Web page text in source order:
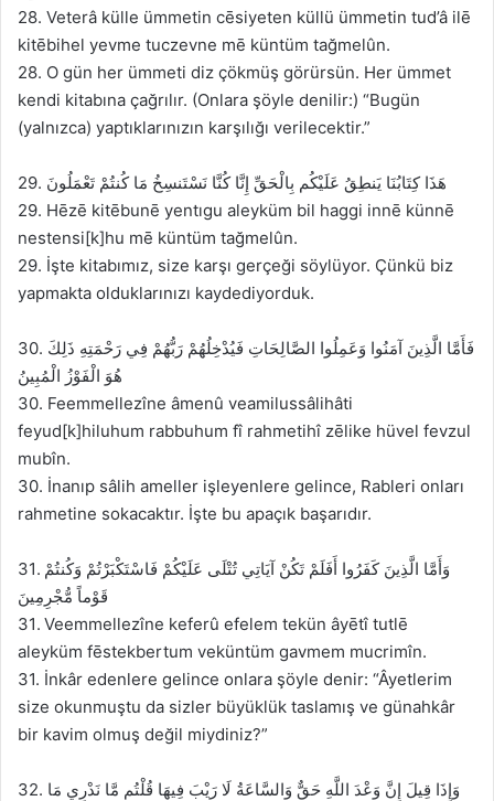
28. Veterâ külle ümmetin cēsiyeten küllü ümmetin tud’â ilē
kitēbihel yevme tuczevne mē küntüm tağmelûn.
28. O gün her ümmeti diz çökmüş görürsün. Her ümmet
kendi kitabına çağrılır. (Onlara şöyle denilir:) “Bugün
(yalnızca) yaptıklarınızın karşılığı verilecektir.”
29. هَذَا كِتَابُنَا يَنطِقُ عَلَيْكُم بِالْحَقِّ إِنَّا كُنَّا نَسْتَنسِخُ مَا كُنتُمْ تَعْمَلُونَ
29. Hēzē kitēbunē yentıgu aleyküm bil haggi innē künnē
nestensi[k]hu mē küntüm tağmelûn.
29. İşte kitabımız, size karşı gerçeği söylüyor. Çünkü biz
yapmakta olduklarınızı kaydediyorduk.
30. فَأَمَّا الَّذِينَ آمَنُوا وَعَمِلُوا الصَّالِحَاتِ فَيُدْخِلُهُمْ رَبُّهُمْ فِي رَحْمَتِهِ ذَلِكَ
هُوَ الْفَوْزُ الْمُبِينُ
30. Feemmellezîne âmenû veamilussâlihâti
feyud[k]hiluhum rabbuhum fî rahmetihî zēlike hüvel fevzul
mubîn.
30. İnanıp sâlih ameller işleyenlere gelince, Rableri onları
rahmetine sokacaktır. İşte bu apaçık başarıdır.
31. وَأَمَّا الَّذِينَ كَفَرُوا أَفَلَمْ تَكُنْ آيَاتِي تُتْلَى عَلَيْكُمْ فَاسْتَكْبَرْتُمْ وَكُنتُمْ
قَوْماً مُّجْرِمِينَ
31. Veemmellezîne keferû efelem tekün âyētî tutlē
aleyküm fēstekbertum veküntüm gavmem mucrimîn.
31. İnkâr edenlere gelince onlara şöyle denir: “Âyetlerim
size okunmuştu da sizler büyüklük taslamış ve günahkâr
bir kavim olmuş değil miydiniz?”
32. وَإِذَا قِيلَ إِنَّ وَعْدَ اللَّهِ حَقٌّ وَالسَّاعَةُ لَا رَيْبَ فِيهَا قُلْتُم مَّا نَدْرِي مَا